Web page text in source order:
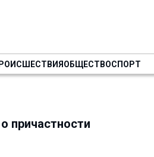
ОБЩЕСТВОСПОРТ
причастности